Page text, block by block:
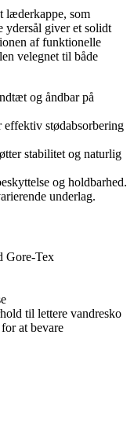
læderkappe, som
ydersål giver et solidt
af funktionelle
velegnet til både
og åndbar på
effektiv stødabsorbering
stabilitet og naturlig
og holdbarhed.
underlag.
Gore-Tex
til lettere vandresko
at bevare